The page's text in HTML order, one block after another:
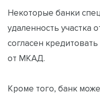
Некоторые банки
удаленность участка
согласен
от МКАД.
Кроме того, банк